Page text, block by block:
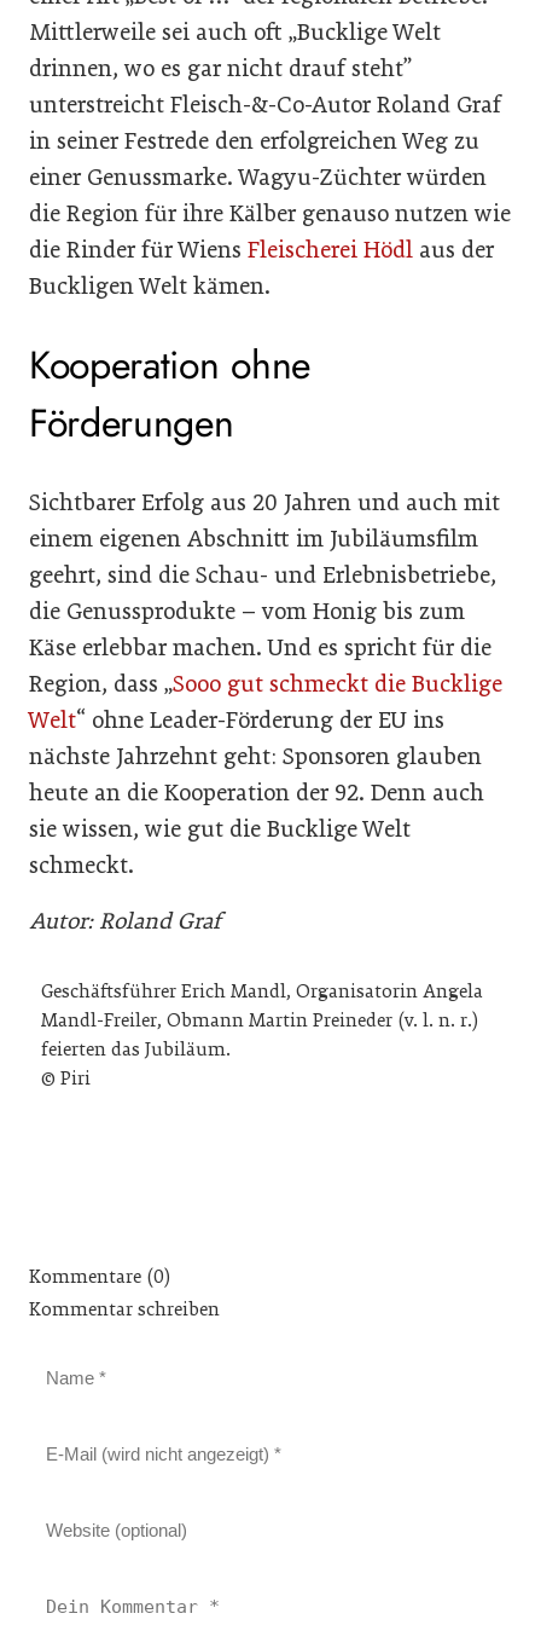
Mittlerweile sei auch oft „Bucklige Welt
drinnen, wo es gar nicht drauf steht”
unterstreicht Fleisch-&-Co-Autor Roland Graf
in seiner Festrede den erfolgreichen Weg zu
einer Genussmarke. Wagyu-Züchter würden
die Region für ihre Kälber genauso nutzen wie
die Rinder für Wiens Fleischerei Hödl aus der
Buckligen Welt kämen.
Kooperation ohne
Förderungen
Sichtbarer Erfolg aus 20 Jahren und auch mit
einem eigenen Abschnitt im Jubiläumsfilm
geehrt, sind die Schau- und Erlebnisbetriebe,
die Genussprodukte – vom Honig bis zum
Käse erlebbar machen. Und es spricht für die
Region, dass „Sooo gut schmeckt die Bucklige
Welt“ ohne Leader-Förderung der EU ins
nächste Jahrzehnt geht: Sponsoren glauben
heute an die Kooperation der 92. Denn auch
sie wissen, wie gut die Bucklige Welt
schmeckt.
Autor: Roland Graf
Geschäftsführer Erich Mandl, Organisatorin Angela
Mandl-Freiler, Obmann Martin Preineder (v. l. n. r.)
feierten das Jubiläum.
© Piri
Kommentare (0)
Kommentar schreiben